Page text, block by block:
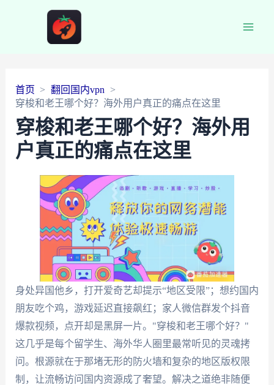
首页
翻回国内vpn
穿梭和老王哪个好？海外用户真正的痛点在这里
穿梭和老王哪个好？海外用
户真正的痛点在这里
身处异国他乡，打开爱奇艺却提示“地区受限”；想约国内
朋友吃个鸡，游戏延迟直接飙红；家人微信群发个抖音
爆款视频，点开却是黑屏一片。"穿梭和老王哪个好？"
这几乎是每个留学生、海外华人圈里最常听见的灵魂拷
问。根源就在于那堵无形的防火墙和复杂的地区版权限
制，让流畅访问国内资源成了奢望。解决之道绝非随便